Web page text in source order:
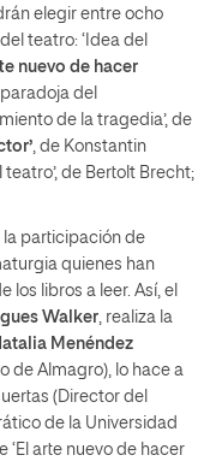
elegir entre ocho
teatro: ‘Idea del
nuevo de hacer
paradoja del
de la tragedia’, de
, de Konstantin
de Bertolt Brecht;
participación de
quienes han
los libros a leer. Así, el
Walker, realiza la
Menéndez
de Almagro), lo hace a
(Director del
de la Universidad
arte nuevo de hacer